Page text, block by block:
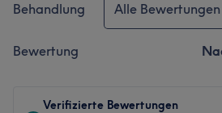
Behandlung Alle Bewertungen
Bewertung
Verifizierte Bewertungen